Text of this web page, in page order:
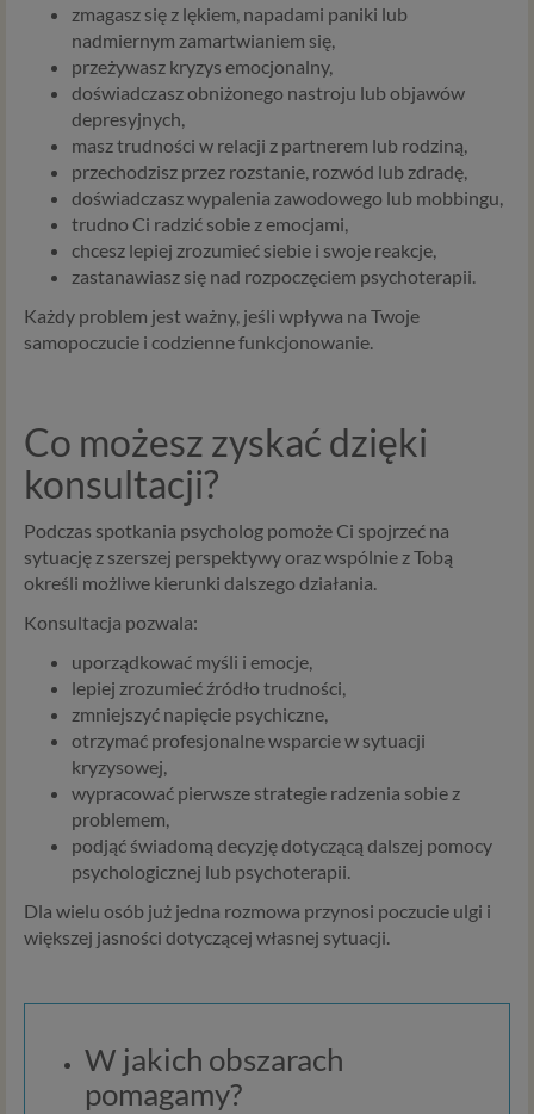
zmagasz się z lękiem, napadami paniki lub
nadmiernym zamartwianiem się,
przeżywasz kryzys emocjonalny,
doświadczasz obniżonego nastroju lub objawów
depresyjnych,
masz trudności w relacji z partnerem lub rodziną,
przechodzisz przez rozstanie, rozwód lub zdradę,
doświadczasz wypalenia zawodowego lub mobbingu,
trudno Ci radzić sobie z emocjami,
chcesz lepiej zrozumieć siebie i swoje reakcje,
zastanawiasz się nad rozpoczęciem psychoterapii.
Każdy problem jest ważny, jeśli wpływa na Twoje
samopoczucie i codzienne funkcjonowanie.
Co możesz zyskać dzięki
konsultacji?
Podczas spotkania psycholog pomoże Ci spojrzeć na
sytuację z szerszej perspektywy oraz wspólnie z Tobą
określi możliwe kierunki dalszego działania.
Konsultacja pozwala:
uporządkować myśli i emocje,
lepiej zrozumieć źródło trudności,
zmniejszyć napięcie psychiczne,
otrzymać profesjonalne wsparcie w sytuacji
kryzysowej,
wypracować pierwsze strategie radzenia sobie z
problemem,
podjąć świadomą decyzję dotyczącą dalszej pomocy
psychologicznej lub psychoterapii.
Dla wielu osób już jedna rozmowa przynosi poczucie ulgi i
większej jasności dotyczącej własnej sytuacji.
W jakich obszarach
pomagamy?